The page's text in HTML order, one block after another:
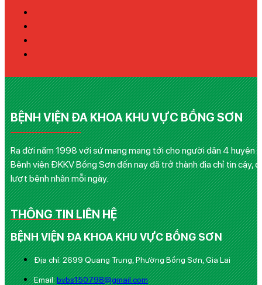
BỆNH VIỆN ĐA KHOA KHU VỰC BỒNG SƠN
Ra đời năm 1998 với sứ mạng mang tới cho người dân 4 huyện
Bệnh viện ĐKKV Bồng Sơn đến nay đã trở thành địa chỉ tin cậy,
lượt bệnh nhân mỗi ngày.
THÔNG TIN LIÊN HỆ
BỆNH VIỆN ĐA KHOA KHU VỰC BỒNG SƠN
Địa chỉ: 2699 Quang Trung, Phường Bồng Sơn, Gia Lai
Email:bvbs150798@gmail.com